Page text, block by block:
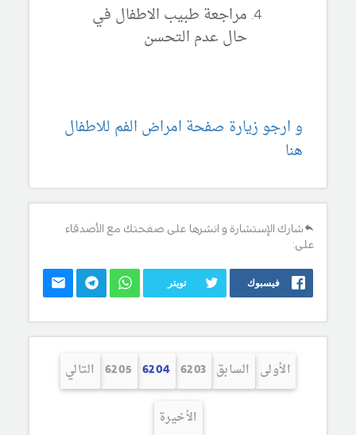
مراجعة طبيب الاطفال في
حال عدم التحسن
و ارجو زيارة صفحة امراض الفم للاطفال
هنا
شارك الإستشارة و انشرها على صفحتك مع الأصدقاء
على:
فيسبوك تويتر
الأولى السابق 6203
6204
6205 التالي
الأخيرة